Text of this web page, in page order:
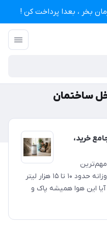
بخر ، بعدا پرداخت کن !
ساختمان
خرید،
عنصر حیات است. یک انسان بالغ روزانه حدود ۱۰ تا ۱۵ هزار لیتر
آیا این هوا همیشه پاک و